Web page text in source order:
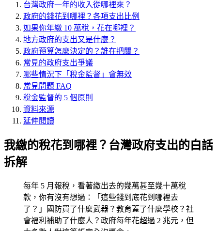
台灣政府一年的收入從哪裡來？
政府的錢花到哪裡？各項支出比例
如果你年繳 10 萬稅，花在哪裡？
地方政府的支出又是什麼？
政府預算怎麼決定的？誰在把關？
常見的政府支出爭議
哪些情況下「稅金監督」會無效
常見問題 FAQ
稅金監督的 5 個原則
資料來源
延伸閱讀
我繳的稅花到哪裡？台灣政府支出的白話
拆解
每年 5 月報稅，看著繳出去的幾萬甚至幾十萬稅
款，你有沒有想過：「這些錢到底花到哪裡去
了？」國防買了什麼武器？教育蓋了什麼學校？社
會福利補助了什麼人？政府每年花超過 2 兆元，但